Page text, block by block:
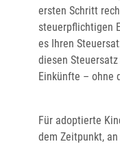
ersten Schritt
steuerpflichtigen
es Ihren
diesen
Einkünfte – ohne
Für adoptierte
dem Zeitpunkt,